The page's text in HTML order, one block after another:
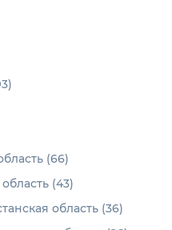
(66)
(43)
область (36)